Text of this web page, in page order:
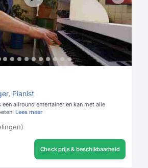
, Pianist
allround entertainer en kan met alle
Lees meer
Check prijs & beschikbaarheid